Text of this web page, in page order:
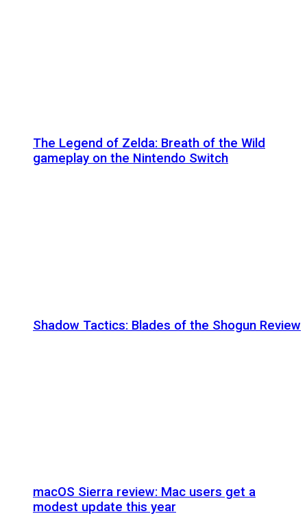
The Legend of Zelda: Breath of the Wild
gameplay on the Nintendo Switch
Shadow Tactics: Blades of the Shogun Review
macOS Sierra review: Mac users get a
modest update this year